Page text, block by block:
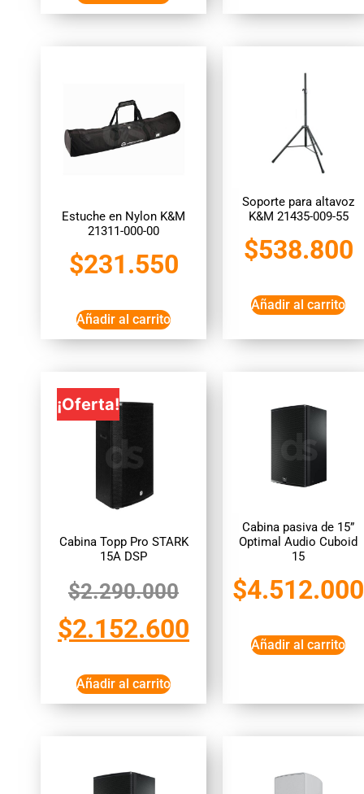
Estuche en Nylon K&M
21311-000-00
$231.550
Añadir al carrito
Soporte para altavoz
K&M 21435-009-55
$538.800
Añadir al carrito
¡Oferta!
Cabina Topp Pro STARK
15A DSP
$2.290.000
$2.152.600
Añadir al carrito
Cabina pasiva de 15”
Optimal Audio Cuboid
15
$4.512.000
Añadir al carrito